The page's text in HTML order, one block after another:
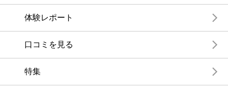
体験レポート
口コミを見る
特集